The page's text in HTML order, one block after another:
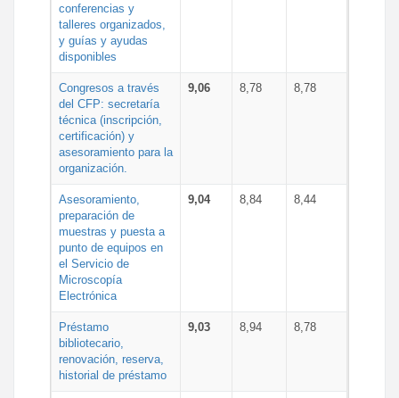
conferencias y
talleres organizados,
y guías y ayudas
disponibles
Congresos a través
del CFP: secretaría
técnica (inscripción,
certificación) y
asesoramiento para la
organización.
9,06 8,78 8,78
Asesoramiento,
preparación de
muestras y puesta a
punto de equipos en
el Servicio de
Microscopía
Electrónica
9,04 8,84 8,44
Préstamo
bibliotecario,
renovación, reserva,
historial de préstamo
9,03 8,94 8,78